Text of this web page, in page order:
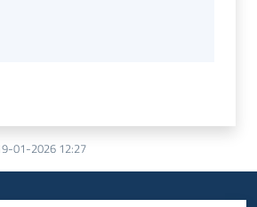
01-2026 12:27